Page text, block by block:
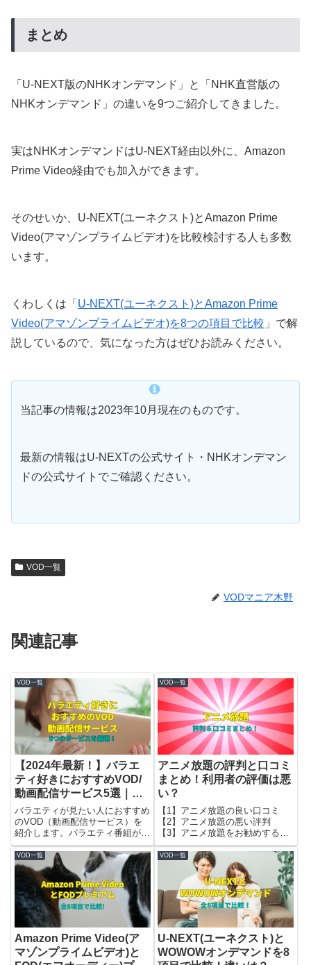
まとめ
「U-NEXT版のNHKオンデマンド」と「NHK直営版の
NHKオンデマンド」の違いを9つご紹介してきました。
実はNHKオンデマンドはU-NEXT経由以外に、Amazon
Prime Video経由でも加入ができます。
そのせいか、U-NEXT(ユーネクスト)とAmazon Prime
Video(アマゾンプライムビデオ)を比較検討する人も多数
います。
くわしくは「 U-NEXT(ユーネクスト)とAmazon Prime
Video(アマゾンプライムビデオ)を8つの項目で比較 」で解
説しているので、気になった方はぜひお読みください。
当記事の情報は2023年10月現在のものです。
最新の情報はU-NEXTの公式サイト・NHKオンデマン
ドの公式サイトでご確認ください。
VOD一覧
VODマニア木野
関連記事
VOD一覧
【2024年最新！】バラエ
ティ好きにおすすめVOD/
動画配信サービス5選｜そ
れ本当に見放題？
バラエティが見たい人におすすめ
のVOD（動画配信サービス）を
紹介します。バラエティ番組が目
的のVOD選びで重要な3つのポイ
ントを挙げて、条件に合致する5
つのサービスを厳選しました。
VOD一覧
アニメ放題の評判と口コミ
まとめ！利用者の評価は悪
い？
【1】アニメ放題の良い口コミ
【2】アニメ放題の悪い評判
【3】アニメ放題をお勧めする
人・しない人を解説します。
VOD一覧
Amazon Prime Video(ア
マゾンプライムビデオ)と
VOD一覧
U-NEXT(ユーネクスト)と
WOWOWオンデマンドを8